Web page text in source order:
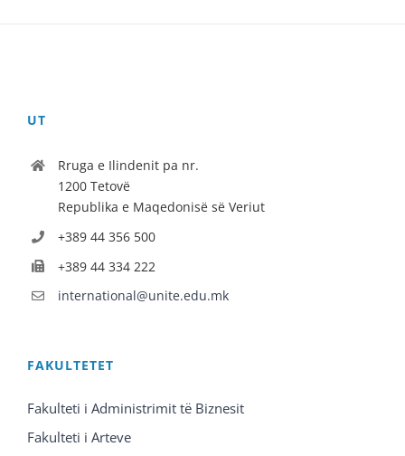
UT
Rruga e Ilindenit pa nr.
1200 Tetovë
Republika e Maqedonisë së Veriut
+389 44 356 500
+389 44 334 222
international@unite.edu.mk
FAKULTETET
Fakulteti i Administrimit të Biznesit
Fakulteti i Arteve